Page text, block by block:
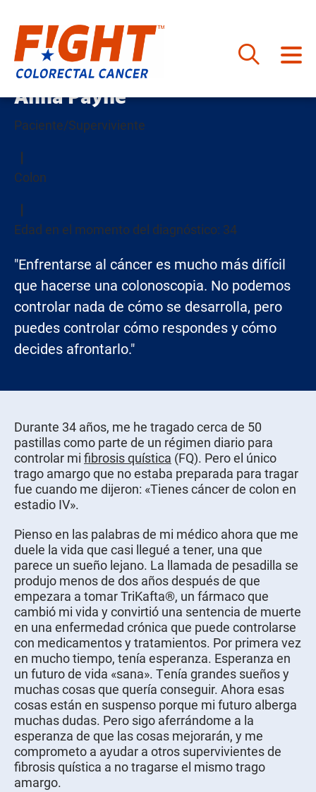
Saltar
al Anna Payne
Paciente/Superviviente
Colon
Edad en el momento del diagnóstico: 34
"Enfrentarse al cáncer es mucho más difícil
que hacerse una colonoscopia. No podemos
controlar nada de cómo se desarrolla, pero
puedes controlar cómo respondes y cómo
decides afrontarlo."
Durante 34 años, me he tragado cerca de 50
pastillas como parte de un régimen diario para
controlar mi fibrosis quística (FQ). Pero el único
trago amargo que no estaba preparada para tragar
fue cuando me dijeron: «Tienes cáncer de colon en
estadio IV».
Pienso en las palabras de mi médico ahora que me
duele la vida que casi llegué a tener, una que
parece un sueño lejano. La llamada de pesadilla se
produjo menos de dos años después de que
empezara a tomar TriKafta®, un fármaco que
cambió mi vida y convirtió una sentencia de muerte
en una enfermedad crónica que puede controlarse
con medicamentos y tratamientos. Por primera vez
en mucho tiempo, tenía esperanza. Esperanza en
un futuro de vida «sana». Tenía grandes sueños y
muchas cosas que quería conseguir. Ahora esas
cosas están en suspenso porque mi futuro alberga
muchas dudas. Pero sigo aferrándome a la
esperanza de que las cosas mejorarán, y me
comprometo a ayudar a otros supervivientes de
fibrosis quística a no tragarse el mismo trago
amargo.